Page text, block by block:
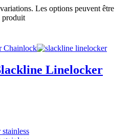
Les options peuvent être
produit
Linelocker